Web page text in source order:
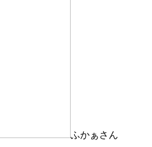
ふかぁさん